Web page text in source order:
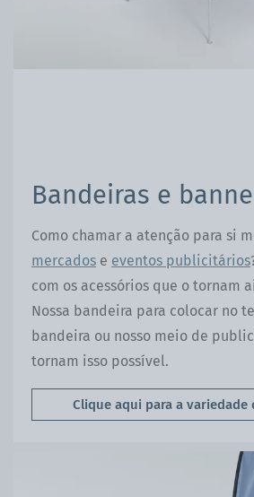
Bandeiras e
Como chamar a atenção para si
mercados e eventos publicitários
com os acessórios que o tornam
Nossa bandeira para colocar no
bandeira ou nosso meio de
tornam isso possível.
Clique aqui para a variedade